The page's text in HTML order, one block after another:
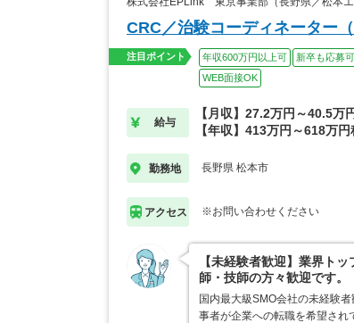
CRC／治験コーディネーター
注目ポイント 年収600万円以上可 新卒も応募
WEB面接OK
給与
【月収】27.2万円～40.5万
【年収】413万円～618万
勤務地 長野県 松本市
アクセス ※お問い合わせください
【未経験者歓迎】業界ト
師・技師の方々歓迎です。
国内最大級SMO会社の未経験
事者が企業への転職を希望さ